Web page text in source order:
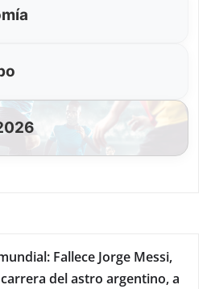
Fallece Jorge Messi,
del astro argentino, a